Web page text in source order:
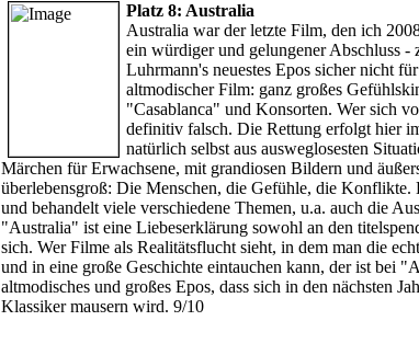
Platz 8: Australia
Australia war der letzte Film, den ich
ein würdiger und gelungener Abschluss
Luhrmann's neuestes Epos sicher nicht
altmodischer Film: ganz großes
"Casablanca" und Konsorten. Wer sich
definitiv falsch. Die Rettung erfolgt hier
natürlich selbst aus ausweglosesten
Märchen für Erwachsene, mit grandiosen Bildern und
überlebensgroß: Die Menschen, die Gefühle, die
und behandelt viele verschiedene Themen, u.a. auch die
"Australia" ist eine Liebeserklärung sowohl an den
sich. Wer Filme als Realitätsflucht sieht, in dem man die
und in eine große Geschichte eintauchen kann, der ist bei
altmodisches und großes Epos, dass sich in den nächsten
Klassiker mausern wird. 9/10